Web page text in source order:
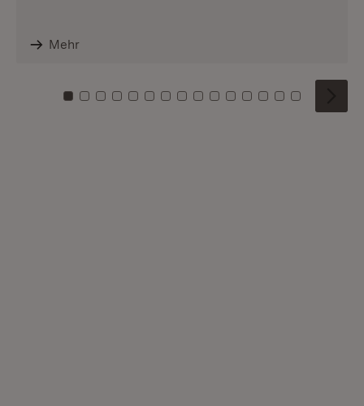
Mehr
Zu Kachel: 0
Zu Kachel: 1
Zu Kachel: 2
Zu Kachel: 3
Zu Kachel: 4
Zu Kachel: 5
Zu Kachel: 6
Zu Kachel: 7
Zu Kachel: 8
Zu Kachel: 9
Zu Kachel: 10
Zu Kachel: 11
Zu Kachel: 12
Zu Kachel:
Zu